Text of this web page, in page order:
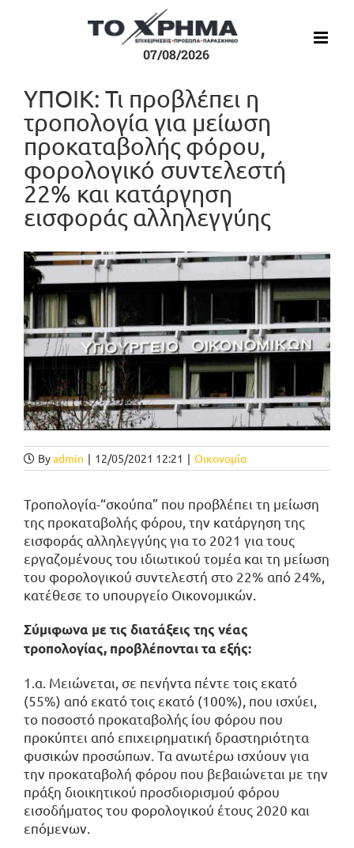
07/08/2026
ΥΠΟΙΚ: Τι προβλέπει η
τροπολογία για μείωση
προκαταβολής φόρου,
φορολογικό συντελεστή
22% και κατάργηση
εισφοράς αλληλεγγύης
Προβολή
μεγαλύτερης
εικόνας
Byadmin | 12/05/2021 12:21 | Οικονομία
Τροπολογία-“σκούπα” που προβλέπει τη μείωση
της προκαταβολής φόρου, την κατάργηση της
εισφοράς αλληλεγγύης για το 2021 για τους
εργαζομένους του ιδιωτικού τομέα και τη μείωση
του φορολογικού συντελεστή στο 22% από 24%,
κατέθεσε το υπουργείο Οικονομικών.
Σύμιφωνα με τις διατάξεις της νέας
τροπολογίας, προβλέπονται τα εξής:
1.α. Μειώνεται, σε πενήντα πέντε τοις εκατό
(55%) από εκατό τοις εκατό (100%), που ισχύει,
το ποσοστό προκαταβολής ίου φόρου που
προκύπτει από επιχειρηματική δραστηριότητα
φυσικών προσώπων. Τα ανωτέρω ισχύουν για
την προκαταβολή φόρου που βεβαιώνεται με την
πράξη διοικητικού προσδιορισμού φόρου
εισοδήματος του φορολογικού έτους 2020 και
επόμενων.